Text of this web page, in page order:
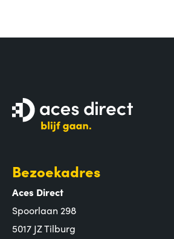
Bezoekadres
Aces Direct
Spoorlaan 298
5017 JZ Tilburg